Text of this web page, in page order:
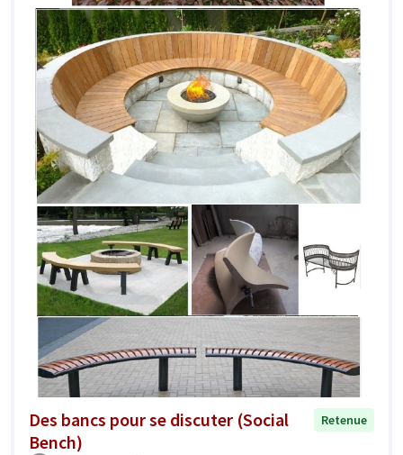
Des bancs pour se discuter (Social
Bench)
Retenue